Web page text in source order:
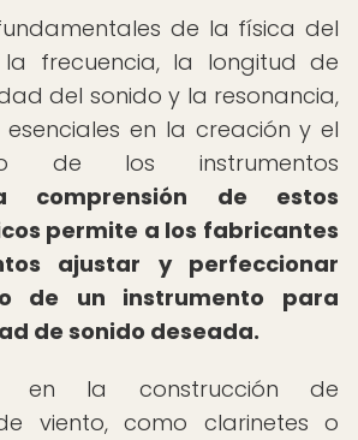
de la física del
frecuencia, la longitud de
del sonido y la resonancia,
esenciales en la creación y el
de los instrumentos
comprensión de estos
permite a los fabricantes
ajustar y perfeccionar
de un instrumento para
de sonido deseada.
en la construcción de
viento, como clarinetes o